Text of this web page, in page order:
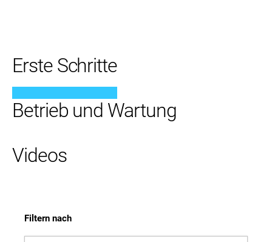
Erste Schritte
Betrieb und Wartung
Videos
Filtern nach